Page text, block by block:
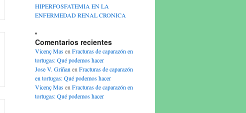
HIPERFOSFATEMIA EN LA
ENFERMEDAD RENAL CRONICA
Comentarios recientes
Vicenç Masen Fracturas de caparazón en
tortugas: Qué podemos hacer
Jose V. Griñan en Fracturas de caparazón
en tortugas: Qué podemos hacer
Vicenç Masen Fracturas de caparazón en
tortugas: Qué podemos hacer